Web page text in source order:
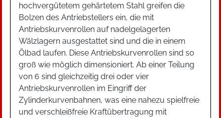
hochvergütetem gehärtetem Stahl greifen die
Bolzen des Antriebstellers ein, die mit
Antriebskurvenrollen auf nadelgelagerten
Wälzlagern ausgestattet sind und die in einem
Ölbad laufen. Diese Antriebskurvenrollen sind so
groß wie möglich dimensioniert. Ab einer Teilung
von 6 sind gleichzeitig drei oder vier
Antriebskurvenrollen im Eingriff der
Zylinderkurvenbahnen, was eine nahezu spielfreie
und verschleißfreie Kraftübertragung mit